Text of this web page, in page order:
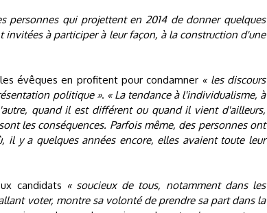
personnes qui projettent en 2014 de donner quelques
invitées à participer à leur façon, à la construction d'une
évêques en profitent pour condamner « les discours
politique ». « La tendance à l'individualisme, à
quand il est différent ou quand il vient d'ailleurs,
les conséquences. Parfois même, des personnes ont
y a quelques années encore, elles avaient toute leur
candidats « soucieux de tous, notamment dans les
voter, montre sa volonté de prendre sa part dans la